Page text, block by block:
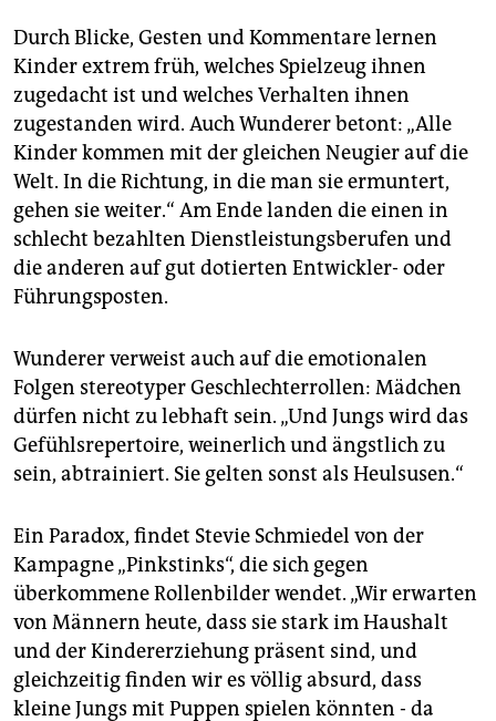
Durch Blicke, Gesten und Kommentare lernen
Kinder extrem früh, welches Spielzeug ihnen
zugedacht ist und welches Verhalten ihnen
zugestanden wird. Auch Wunderer betont: „Alle
Kinder kommen mit der gleichen Neugier auf die
Welt. In die Richtung, in die man sie ermuntert,
gehen sie weiter.“ Am Ende landen die einen in
schlecht bezahlten Dienstleistungsberufen und
die anderen auf gut dotierten Entwickler- oder
Führungsposten.
Wunderer verweist auch auf die emotionalen
Folgen stereotyper Geschlechterrollen: Mädchen
dürfen nicht zu lebhaft sein. „Und Jungs wird das
Gefühlsrepertoire, weinerlich und ängstlich zu
sein, abtrainiert. Sie gelten sonst als Heulsusen.“
Ein Paradox, findet Stevie Schmiedel von der
Kampagne „Pinkstinks“, die sich gegen
überkommene Rollenbilder wendet. „Wir erwarten
von Männern heute, dass sie stark im Haushalt
und der Kindererziehung präsent sind, und
gleichzeitig finden wir es völlig absurd, dass
kleine Jungs mit Puppen spielen könnten - da